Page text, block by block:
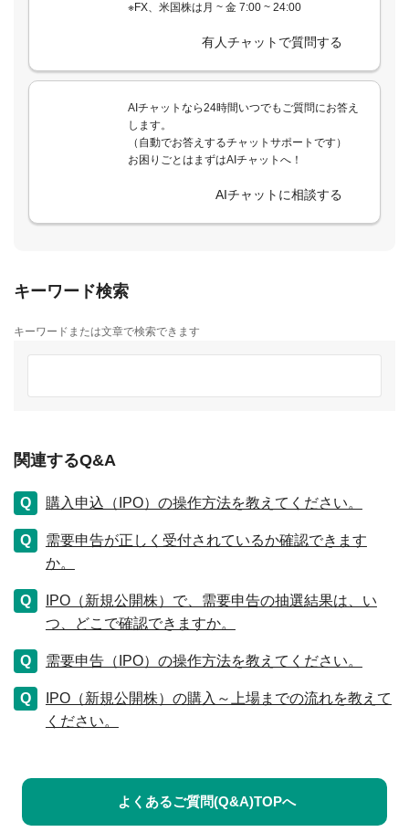
※FX、米国株は月 ~ 金 7:00 ~ 24:00
有人チャットで質問する
AIチャットなら24時間いつでもご質問にお答え
します。
（自動でお答えするチャットサポートです）
お困りごとはまずはAIチャットへ！
AIチャットに相談する
キーワード検索
キーワードまたは文章で検索できます
関連するQ&A
購入申込（IPO）の操作方法を教えてください。
需要申告が正しく受付されているか確認できます
か。
IPO（新規公開株）で、需要申告の抽選結果は、い
つ、どこで確認できますか。
需要申告（IPO）の操作方法を教えてください。
IPO（新規公開株）の購入～上場までの流れを教えて
ください。
よくあるご質問(Q&A)TOPへ